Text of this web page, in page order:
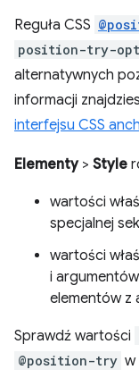
Reguła CSS
position-try-
alternatywnych
informacji
interfejsu CSS
Elementy> Style
wartości
specjalnej
wartości
i argumentów
elementów z
Sprawdź wartości
@position-try w